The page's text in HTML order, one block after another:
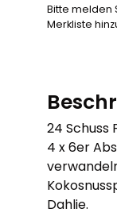
Bitte melden
Merkliste
24
4 x 6er
Dahlie.